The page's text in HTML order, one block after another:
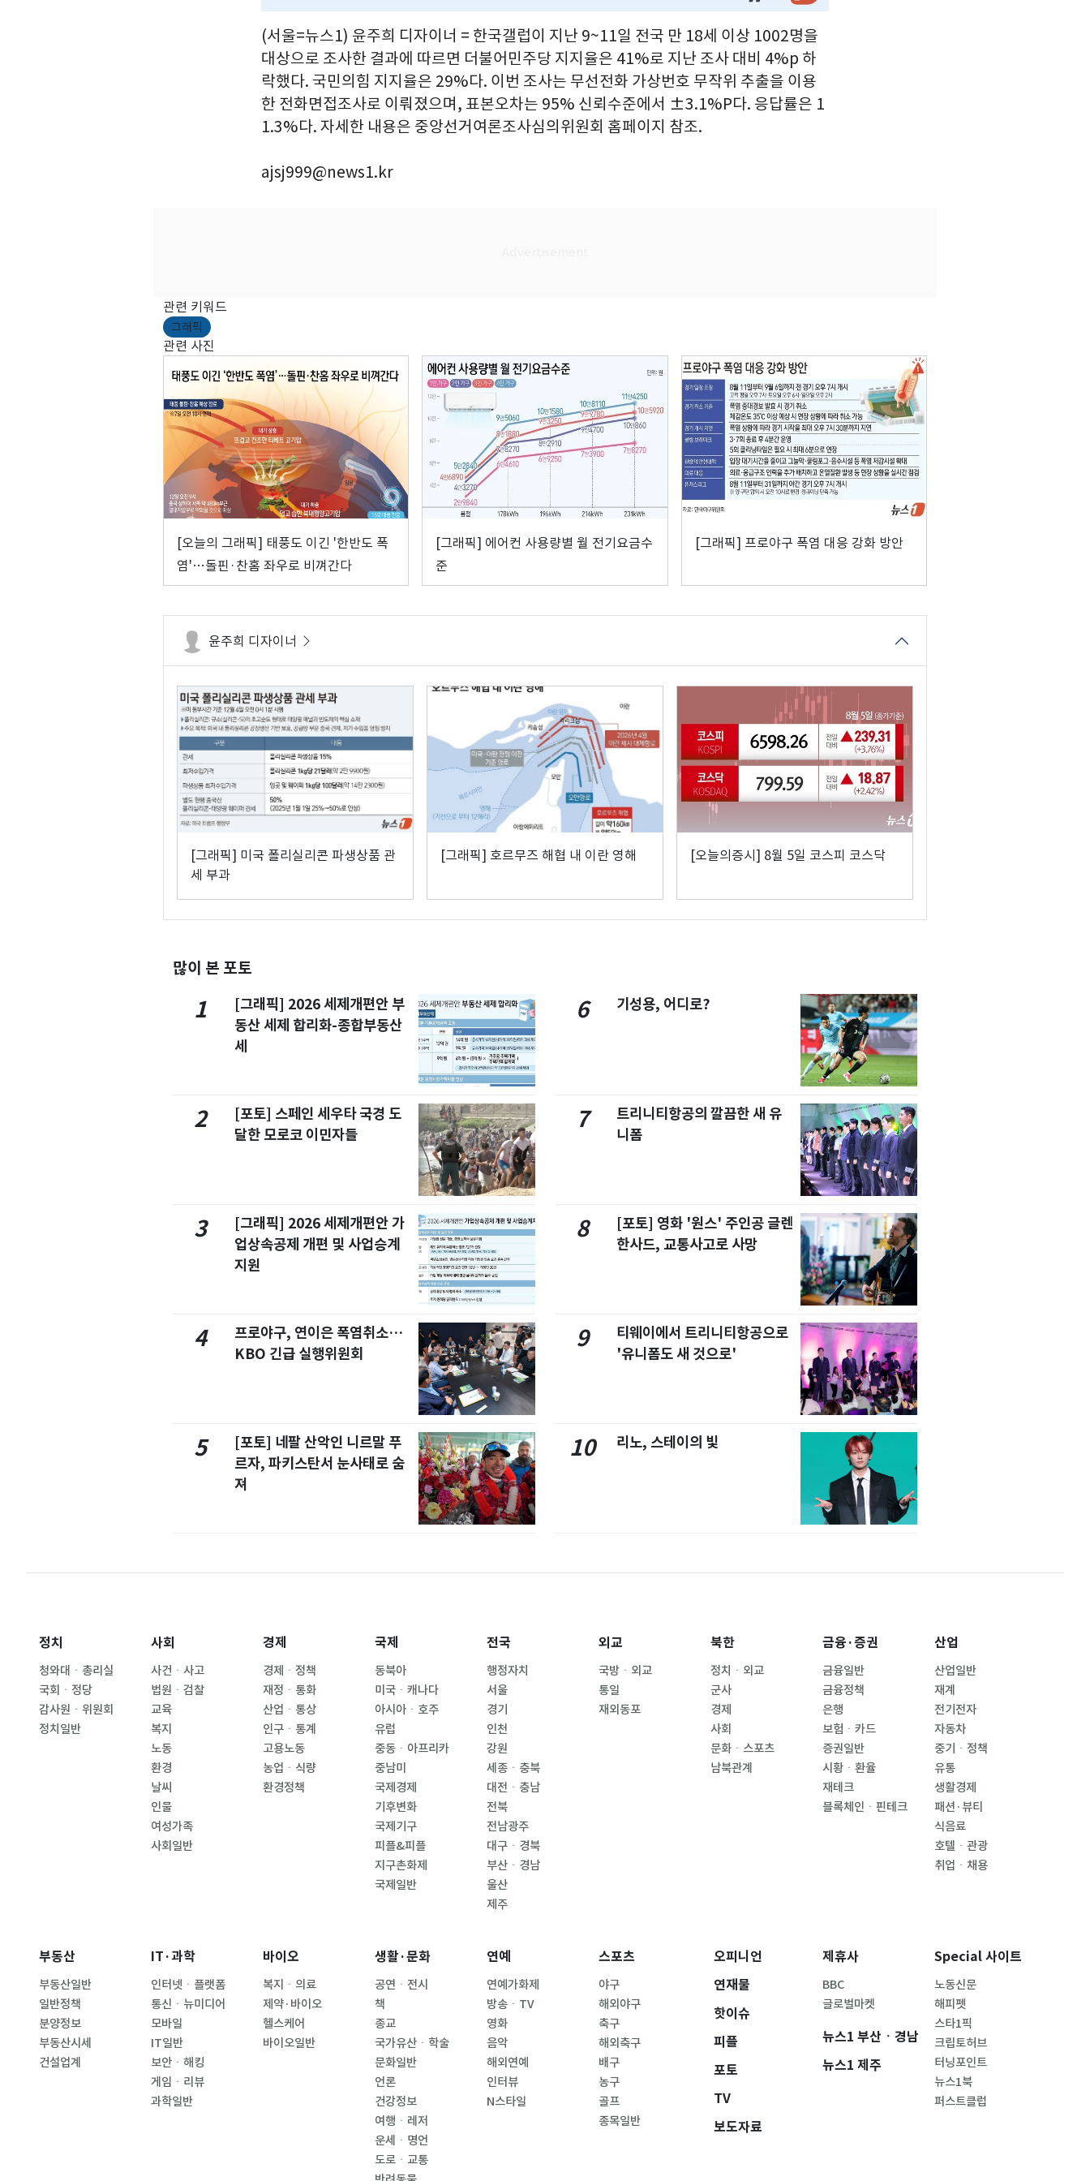
(서울=뉴스1) 윤주희 디자이너 = 한국갤럽이 지난 9~11일 전국 만 18세 이상 1002명을
대상으로 조사한 결과에 따르면 더불어민주당 지지율은 41%로 지난 조사 대비 4%p 하
락했다. 국민의힘 지지율은 29%다. 이번 조사는 무선전화 가상번호 무작위 추출을 이용
한 전화면접조사로 이뤄졌으며, 표본오차는 95% 신뢰수준에서 ±3.1%P다. 응답률은 1
1.3%다. 자세한 내용은 중앙선거여론조사심의위원회 홈페이지 참조.
ajsj999@news1.kr
관련 키워드
그래픽
관련 사진
[오늘의 그래픽] 태풍도 이긴 '한반도 폭
염'…돌핀·찬홈 좌우로 비껴간다
[그래픽] 에어컨 사용량별 월 전기요금수
준
[그래픽] 프로야구 폭염 대응 강화 방안
윤주희 디자이너
[그래픽] 미국 폴리실리콘 파생상품 관
세 부과
[그래픽] 호르무즈 해협 내 이란 영해 [오늘의증시] 8월 5일 코스피 코스닥
많이 본 포토
1
[그래픽] 2026 세제개편안 부
동산 세제 합리화-종합부동산
세
2
[포토] 스페인 세우타 국경 도
달한 모로코 이민자들
3
[그래픽] 2026 세제개편안 가
업상속공제 개편 및 사업승계
지원
4
프로야구, 연이은 폭염취소…
KBO 긴급 실행위원회
5
[포토] 네팔 산악인 니르말 푸
르자, 파키스탄서 눈사태로 숨
져
6 기성용, 어디로?
7
트리니티항공의 깔끔한 새 유
니폼
8
[포토] 영화 '원스' 주인공 글렌
한사드, 교통사고로 사망
9
티웨이에서 트리니티항공으로
'유니폼도 새 것으로'
10 리노, 스테이의 빛
정치
청와대ㆍ총리실
국회ㆍ정당
감사원ㆍ위원회
정치일반
사회
사건ㆍ사고
법원ㆍ검찰
교육
복지
노동
환경
날씨
인물
여성가족
사회일반
경제
경제ㆍ정책
재정ㆍ통화
산업ㆍ통상
인구ㆍ통계
고용노동
농업ㆍ식량
환경정책
국제
동북아
미국ㆍ캐나다
아시아ㆍ호주
유럽
중동ㆍ아프리카
중남미
국제경제
기후변화
국제기구
피플&피플
지구촌화제
국제일반
전국
행정자치
서울
경기
인천
강원
세종ㆍ충북
대전ㆍ충남
전북
전남광주
대구ㆍ경북
부산ㆍ경남
울산
제주
외교
국방ㆍ외교
통일
재외동포
북한
정치ㆍ외교
군사
경제
사회
문화ㆍ스포츠
남북관계
금융·증권
금융일반
금융정책
은행
보험ㆍ카드
증권일반
시황ㆍ환율
재테크
블록체인ㆍ핀테크
산업
산업일반
재계
전기전자
자동차
중기ㆍ정책
유통
생활경제
패션·뷰티
식음료
호텔ㆍ관광
취업ㆍ채용
부동산
부동산일반
일반정책
분양정보
부동산시세
건설업계
IT·과학
인터넷ㆍ플랫폼
통신ㆍ뉴미디어
모바일
IT일반
보안ㆍ해킹
게임ㆍ리뷰
과학일반
바이오
복지ㆍ의료
제약·바이오
헬스케어
바이오일반
생활·문화
공연ㆍ전시
책
종교
국가유산ㆍ학술
문화일반
언론
건강정보
여행ㆍ레저
운세ㆍ명언
도로ㆍ교통
연예
연예가화제
방송ㆍTV
영화
음악
해외연예
인터뷰
N스타일
스포츠
야구
해외야구
축구
해외축구
배구
농구
골프
종목일반
오피니언
연재물
핫이슈
피플
포토
TV
보도자료
제휴사
BBC
글로벌마켓
뉴스1 부산ㆍ경남
뉴스1 제주
Special 사이트
노동신문
해피펫
스타1픽
크립토허브
터닝포인트
뉴스1북
퍼스트클럽